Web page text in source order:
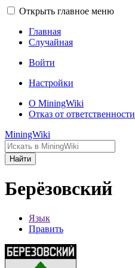
Открыть главное меню
Главная
Случайная
Войти
Настройки
О MiningWiki
Отказ от ответственности
MiningWiki
Найти
Берёзовский
Язык
Править